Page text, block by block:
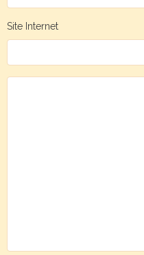
Site Internet